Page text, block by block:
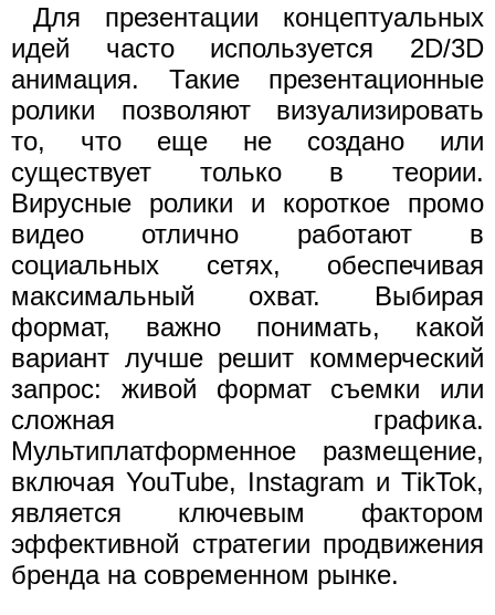
Для презентации концептуальных
идей часто используется 2D/3D
анимация. Такие презентационные
ролики позволяют визуализировать
то, что еще не создано или
существует только в теории.
Вирусные ролики и короткое промо
видео отлично работают в
социальных сетях, обеспечивая
максимальный охват. Выбирая
формат, важно понимать, какой
вариант лучше решит коммерческий
запрос: живой формат съемки или
сложная графика.
Мультиплатформенное размещение,
включая YouTube, Instagram и TikTok,
является ключевым фактором
эффективной стратегии продвижения
бренда на современном рынке.